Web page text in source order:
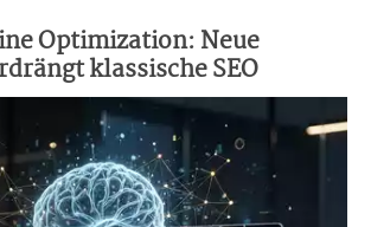
Optimization: Neue
klassische SEO